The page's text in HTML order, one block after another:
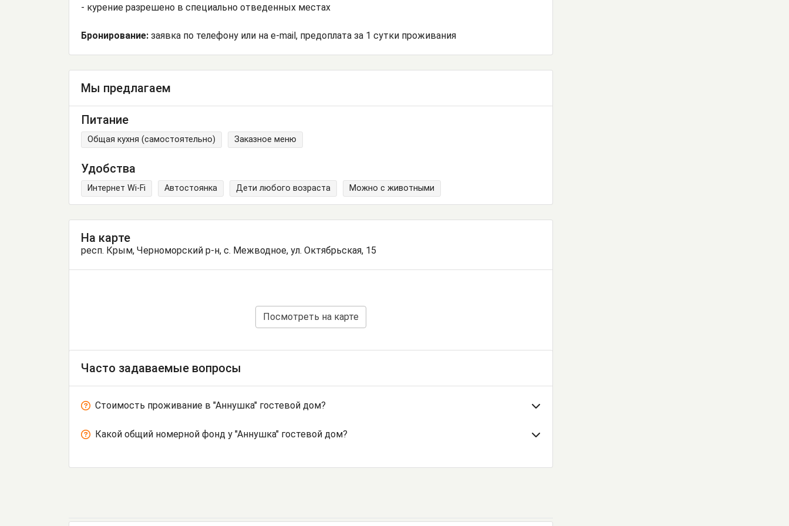
- курение разрешено в специально отведенных местах
Бронирование: заявка по телефону или на e-mail, предоплата за 1 сутки проживания
Мы предлагаем
Питание
Общая кухня (самостоятельно) Заказное меню
Удобства
Интернет Wi-Fi Автостоянка Дети любого возраста Можно с животными
На карте
респ. Крым, Черноморский р-н, с. Межводное, ул. Октябрьская, 15
Посмотреть на карте
Часто задаваемые вопросы
Стоимость проживание в "Аннушка" гостевой дом?
Какой общий номерной фонд у "Аннушка" гостевой дом?